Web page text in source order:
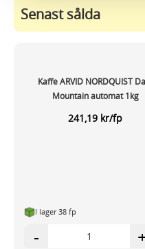
Senast sålda
Kaffe ARVID NORDQUIST
Mountain automat 1kg
241,19 kr/fp
I lager 38 fp
-